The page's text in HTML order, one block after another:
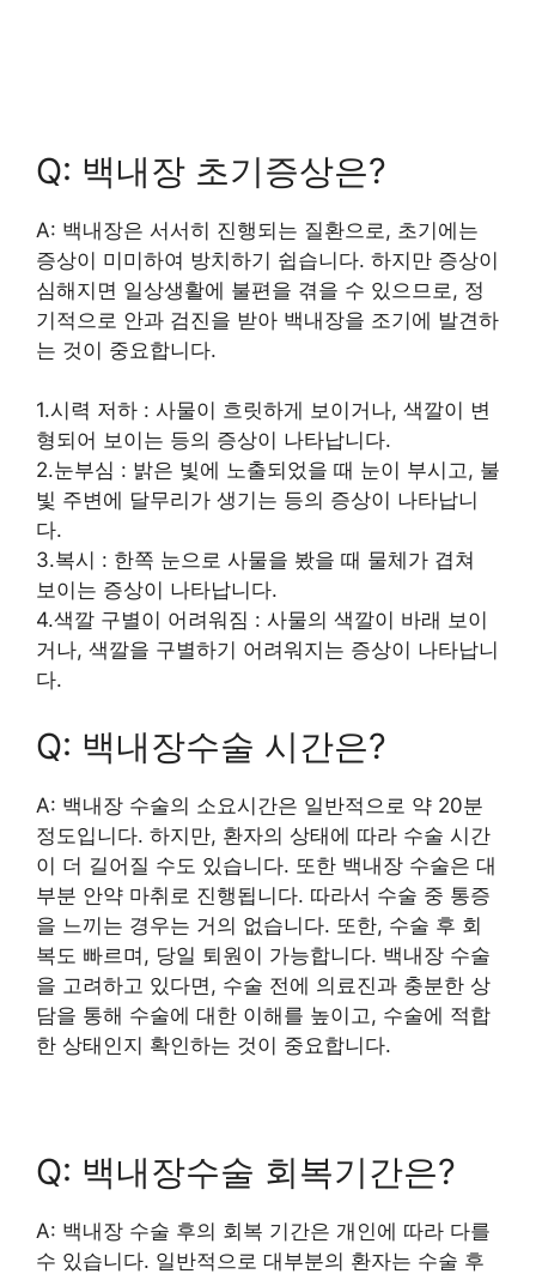
Q: 백내장 초기증상은?
A: 백내장은 서서히 진행되는 질환으로, 초기에는
증상이 미미하여 방치하기 쉽습니다. 하지만 증상이
심해지면 일상생활에 불편을 겪을 수 있으므로, 정
기적으로 안과 검진을 받아 백내장을 조기에 발견하
는 것이 중요합니다.
1.시력 저하 : 사물이 흐릿하게 보이거나, 색깔이 변
형되어 보이는 등의 증상이 나타납니다.
2.눈부심 : 밝은 빛에 노출되었을 때 눈이 부시고, 불
빛 주변에 달무리가 생기는 등의 증상이 나타납니
다.
3.복시 : 한쪽 눈으로 사물을 봤을 때 물체가 겹쳐
보이는 증상이 나타납니다.
4.색깔 구별이 어려워짐 : 사물의 색깔이 바래 보이
거나, 색깔을 구별하기 어려워지는 증상이 나타납니
다.
Q: 백내장수술 시간은?
A: 백내장 수술의 소요시간은 일반적으로 약 20분
정도입니다. 하지만, 환자의 상태에 따라 수술 시간
이 더 길어질 수도 있습니다. 또한 백내장 수술은 대
부분 안약 마취로 진행됩니다. 따라서 수술 중 통증
을 느끼는 경우는 거의 없습니다. 또한, 수술 후 회
복도 빠르며, 당일 퇴원이 가능합니다. 백내장 수술
을 고려하고 있다면, 수술 전에 의료진과 충분한 상
담을 통해 수술에 대한 이해를 높이고, 수술에 적합
한 상태인지 확인하는 것이 중요합니다.
Q: 백내장수술 회복기간은?
A: 백내장 수술 후의 회복 기간은 개인에 따라 다를
수 있습니다. 일반적으로 대부분의 환자는 수술 후